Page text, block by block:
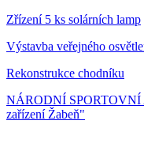
Zřízení 5 ks solárních lamp
Výstavba veřejného
Rekonstrukce chodníku
NÁRODNÍ SPORTOVNÍ
zařízení Žabeň"